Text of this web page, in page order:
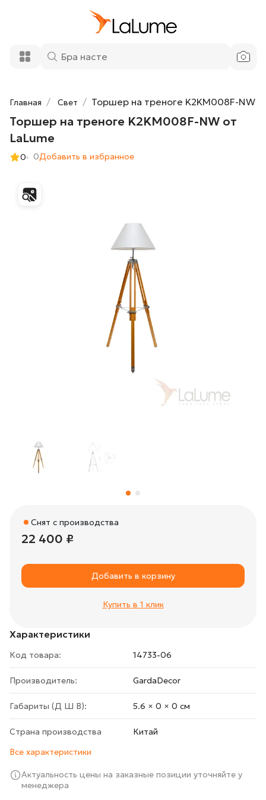
Главная Свет Торшер на треноге K2KM008F-NW
Торшер на треноге K2KM008F-NW от
LaLume
0 0Добавить в избранное
Характеристики
Код товара: 14733-06
Производитель: GardaDecor
Габариты (Д Ш В): 5.6 × 0 × 0 cм
Страна производства
Китай
Все характеристики
Актуальность цены на заказные позиции уточняйте у
менеджера
Снят с производства
22 400 ₽
Добавить в корзину
Купить в 1 клик